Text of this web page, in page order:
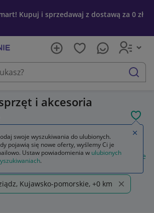
Kupuj i sprzedawaj z dostawą za 0 zł
szukaj
i akcesoria
Sport i turystyka Turystyka Pozostałe
łóżka pozostałe pozostałe miasta i
Kujawsko-pomorskie, +0 km
swoje wyszukiwania do ulubionych.
pojawią się nowe oferty, wyślemy Ci je
Ustaw powiadomienia w ulubionych
.